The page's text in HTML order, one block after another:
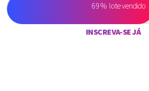
69% lote vendido
INSCREVA-SE JÁ